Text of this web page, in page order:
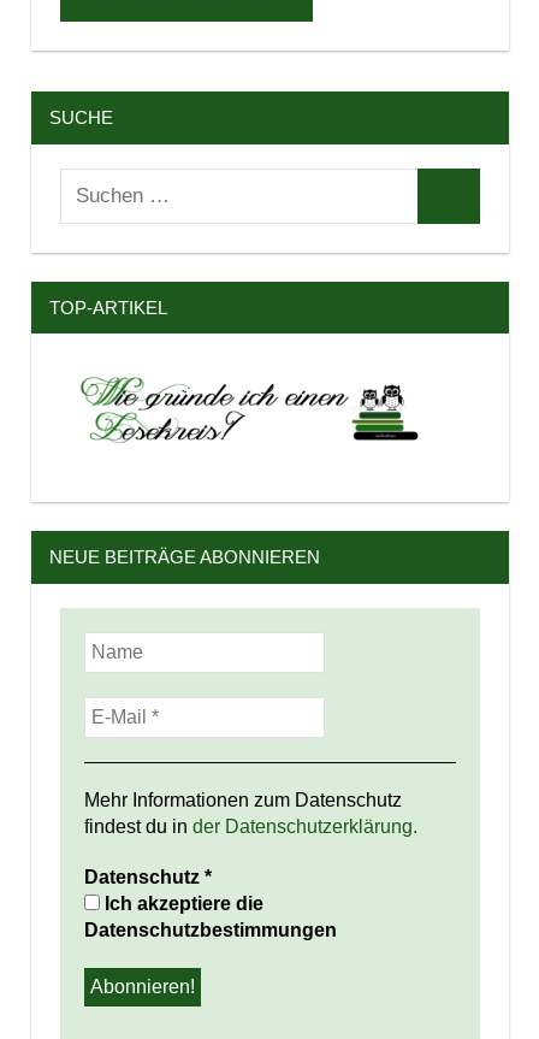
SUCHE
Suchen
TOP-ARTIKEL
NEUE BEITRÄGE ABONNIEREN
Mehr Informationen zum Datenschutz
findest du in der Datenschutzerklärung.
Datenschutz *
Ich akzeptiere die
Datenschutzbestimmungen